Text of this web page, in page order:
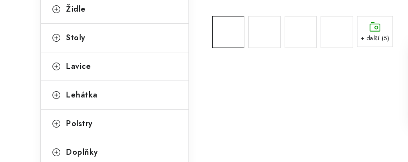
í
n
l
Židle
Stoly
Lavice
Lehátka
Polstry
Doplňky
+ další (5)